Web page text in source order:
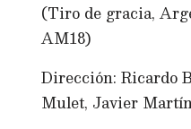
(Tiro de gracia,
AM18)
Dirección: Ricardo
Mulet, Javier